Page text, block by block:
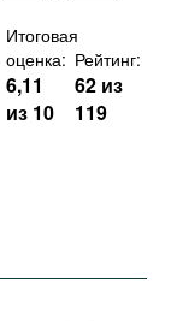
Итоговая
оценка:
6,11
из 10
Рейтинг:
62 из
119